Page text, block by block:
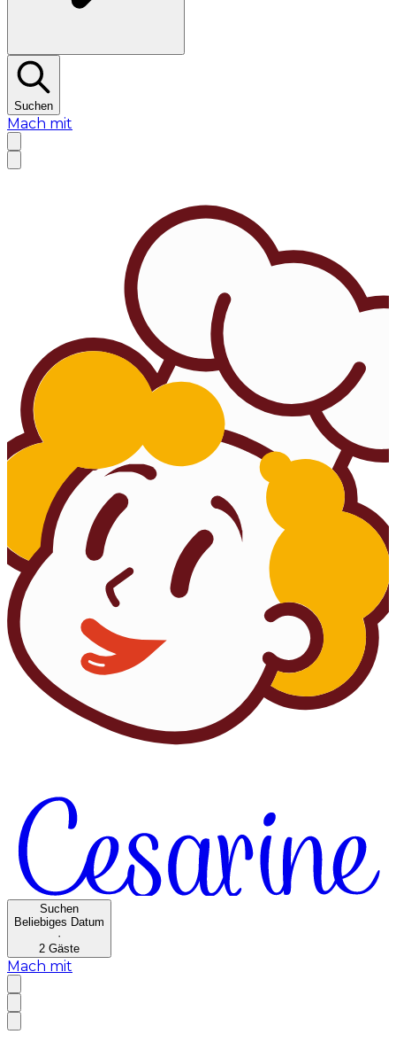
Suchen
Mach mit
Suchen
Beliebiges Datum
·
2 Gäste
Mach mit